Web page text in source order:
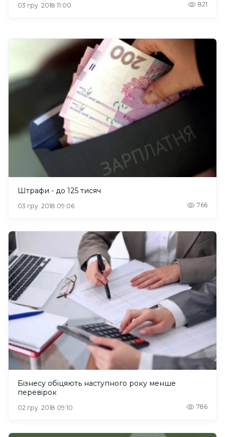
03 гру. 2018 11:00 821
Штрафи - до 125 тисяч
03 гру. 2018 09:06 766
Бізнесу обіцяють наступного року менше
перевірок
02 гру. 2018 09:10 786